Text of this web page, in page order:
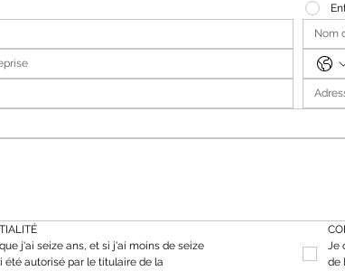
j'ai seize ans, et si j'ai moins de seize
été autorisé par le titulaire de la
Je
de